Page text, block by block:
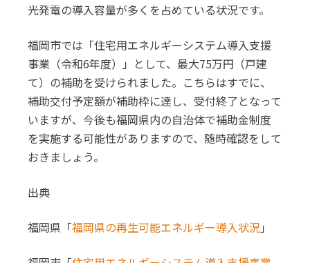
光発電の導入容量が多くを占めている状況です。
福岡市では「住宅用エネルギーシステム導入支援
事業（令和6年度）」として、最大75万円（戸建
て）の補助を受けられました。こちらはすでに、
補助交付予定額が補助枠に達し、受付終了となって
いますが、今後も福岡県内の自治体で補助金制度
を実施する可能性がありますので、随時確認をして
おきましょう。
出典
福岡県「福岡県の再生可能エネルギー導入状況 」